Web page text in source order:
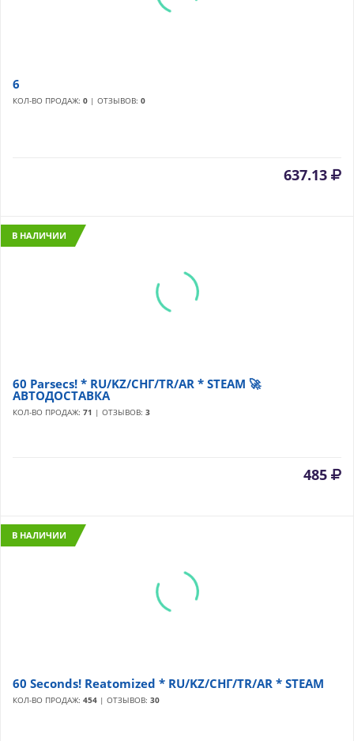
6
КОЛ-ВО ПРОДАЖ: 0 | ОТЗЫВОВ: 0
637.13
В НАЛИЧИИ
60 Parsecs! * RU/KZ/СНГ/TR/AR * STEAM 🚀
АВТОДОСТАВКА
КОЛ-ВО ПРОДАЖ: 71 | ОТЗЫВОВ: 3
485
В НАЛИЧИИ
60 Seconds! Reatomized * RU/KZ/СНГ/TR/AR * STEAM
КОЛ-ВО ПРОДАЖ: 454 | ОТЗЫВОВ: 30